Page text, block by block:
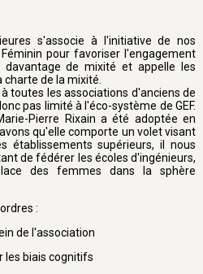
s'associe à l'initiative de nos
pour favoriser l'engagement
davantage de mixité et appelle les
charte de la mixité.
toutes les associations d'anciens de
pas limité à l'éco-système de GEF.
Pierre Rixain a été adoptée en
qu'elle comporte un volet visant
établissements supérieurs, il nous
de fédérer les écoles d'ingénieurs,
des femmes dans la sphère
:
de l'association
les biais cognitifs